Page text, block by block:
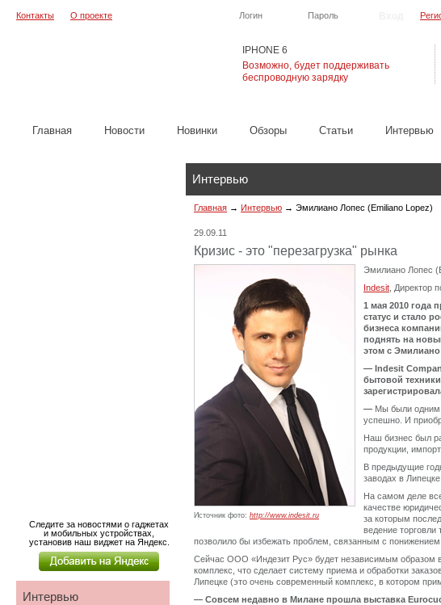
IPHONE 6
Возможно, будет поддерживать
беспроводную зарядку
Логин Пароль
Контакты О проекте
Главная Новости Новинки Обзоры Cтатьи Интервью
Интервью
Главная → Интервью → Эмилиано Лопес (Emiliano Lopez)
29.09.11
Кризис - это "перезагрузка" рынка
Источник фото: http://www.indesit.ru
Эмилиано Лопес
Indesit , Директор
1 мая 2010 года
статус и стало
бизнеса
поднять на
этом с
— Indesit
бытовой
— Мы были одним
успешно. И
Наш бизнес был
продукции,
В предыдущие
заводах в
На самом деле
качестве
за которым
ведение торговли
позволило бы избежать проблем, связанным с понижением
Сейчас ООО «Индезит Рус» будет независимым образом
комплекс, что сделает систему приема и обработки
Липецке (это очень современный комплекс, в котором
— Совсем недавно в Милане прошла выставка
Следите за новостями о гаджетах
и мобильных устройствах,
установив наш виджет на Яндекс.
Интервью